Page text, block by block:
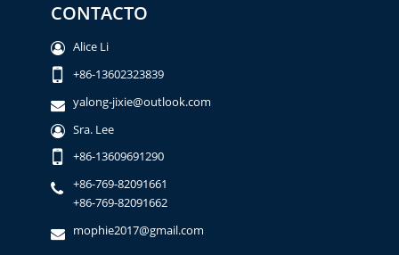
CONTACTO
Alice Li
+86-13602323839
yalong-jixie@outlook.com
Sra. Lee
+86-13609691290
+86-769-82091661
+86-769-82091662
mophie2017@gmail.com